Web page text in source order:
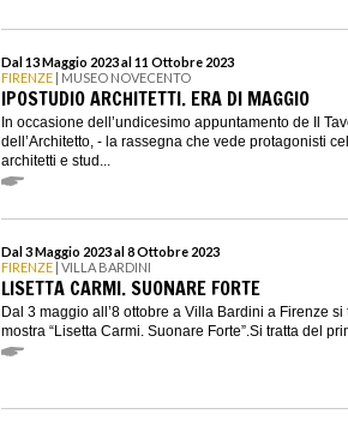
Dal 13 Maggio 2023 al 11 Ottobre 2023
FIRENZE | MUSEO NOVECENTO
IPOSTUDIO ARCHITETTI. ERA DI MAGGIO
In occasione dell’undicesimo appuntamento de Il
dell’Architetto, - la rassegna che vede protagonisti
architetti e stud...
Dal 3 Maggio 2023 al 8 Ottobre 2023
FIRENZE | VILLA BARDINI
LISETTA CARMI. SUONARE FORTE
Dal 3 maggio all’8 ottobre a Villa Bardini a Firenze si
mostra “Lisetta Carmi. Suonare Forte”.Si tratta del